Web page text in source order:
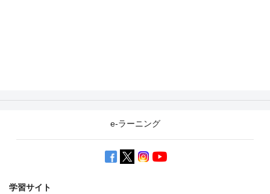
e-ラーニング
学習サイト